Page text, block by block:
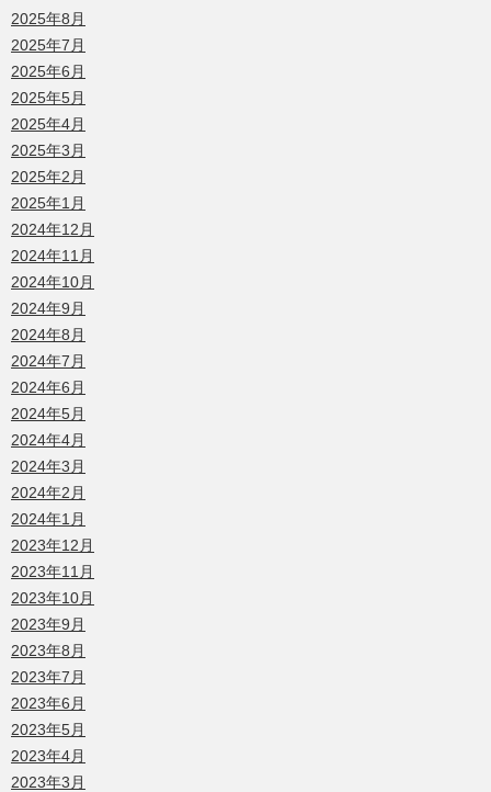
2025年8月
2025年7月
2025年6月
2025年5月
2025年4月
2025年3月
2025年2月
2025年1月
2024年12月
2024年11月
2024年10月
2024年9月
2024年8月
2024年7月
2024年6月
2024年5月
2024年4月
2024年3月
2024年2月
2024年1月
2023年12月
2023年11月
2023年10月
2023年9月
2023年8月
2023年7月
2023年6月
2023年5月
2023年4月
2023年3月